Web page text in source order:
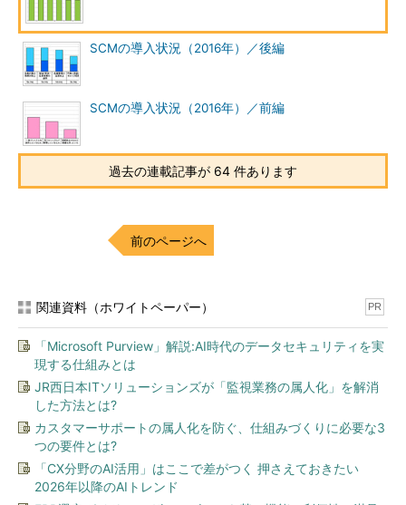
SCMの導入状況（2016年）／後編
SCMの導入状況（2016年）／前編
過去の連載記事が 64 件あります
前のページへ
関連資料（ホワイトペーパー） PR
「Microsoft Purview」解説:AI時代のデータセキュリティを実
現する仕組みとは
JR西日本ITソリューションズが「監視業務の属人化」を解消
した方法とは?
カスタマーサポートの属人化を防ぐ、仕組みづくりに必要な3
つの要件とは?
「CX分野のAI活用」はここで差がつく 押さえておきたい
2026年以降のAIトレンド